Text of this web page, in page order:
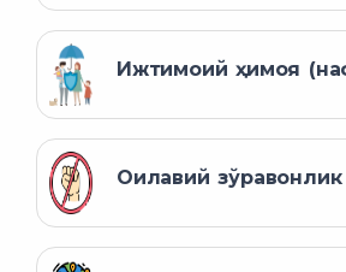
Ижтимоий ҳимоя
Оилавий зўравонлик